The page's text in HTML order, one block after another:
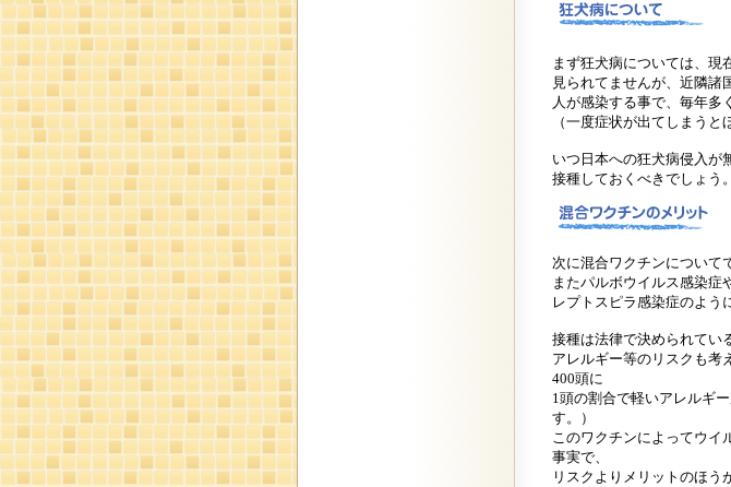
まず狂犬病については、現
見られてませんが、近隣諸
人が感染する事で、毎年多
（一度症状が出てしまうと
いつ日本への狂犬病侵入が
接種しておくべきでしょう。
次に混合ワクチンについて
またパルボウイルス感染症
レプトスピラ感染症のよう
接種は法律で決められてい
アレルギー等のリスクも考
400頭に
1頭の割合で軽いアレルギ
す。）
このワクチンによってウイ
事実で、
リスクよりメリットのほう